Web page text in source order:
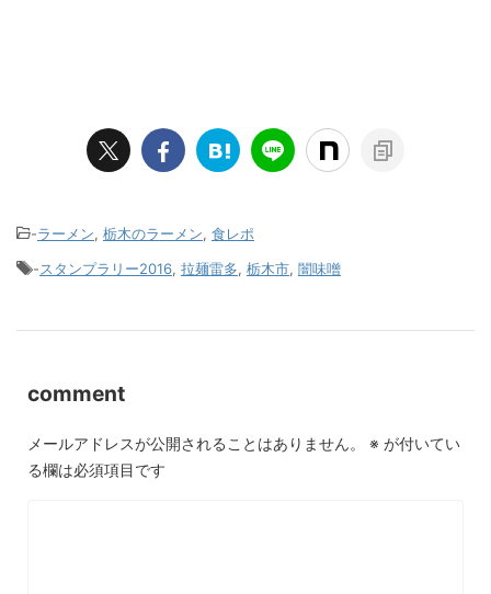
-ラーメン, 栃木のラーメン, 食レポ
-スタンプラリー2016, 拉麺雷多, 栃木市, 闇味噌
comment
メールアドレスが公開されることはありません。 ※ が付いてい
る欄は必須項目です